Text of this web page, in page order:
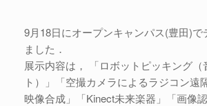
9月18日にオープンキャンパス(豊田)で
ました．
展示内容は， 「ロボットピッキング（
ト）」「空撮カメラによるラジコン遠
映像合成」「Kinect未来楽器」「画像